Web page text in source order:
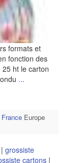
formats et
fonction des
ht le carton
...
France Europe
| grossiste
cartons |